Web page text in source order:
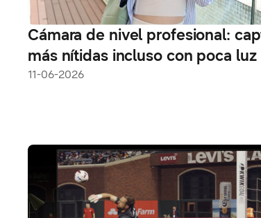
Cámara de nivel profesional:
más nítidas incluso con poca luz
11-06-2026